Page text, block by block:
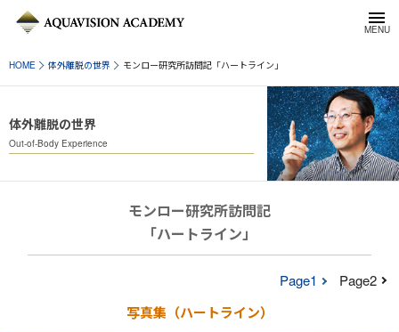
HOME 体外離脱の世界 モンロー研究所訪問記「ハートライン」
体外離脱の世界
Out-of-Body Experience
モンロー研究所訪問記
「ハートライン」
Page1 Page2
写真集（ハートライン）